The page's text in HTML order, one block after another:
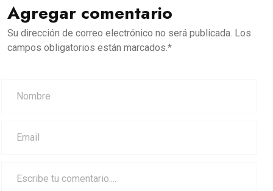
Agregar comentario
Su dirección de correo electrónico no será publicada. Los
campos obligatorios están marcados.*